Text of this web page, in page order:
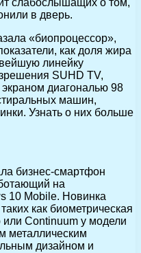
в дверь.
«биопроцессор»,
как доля жира
линейку
SUHD TV,
диагональю 98
машин,
Узнать о них больше
бизнес-смартфон
на
10 Mobile. Новинка
как биометрическая
Continuum у модели
металлическим
дизайном и